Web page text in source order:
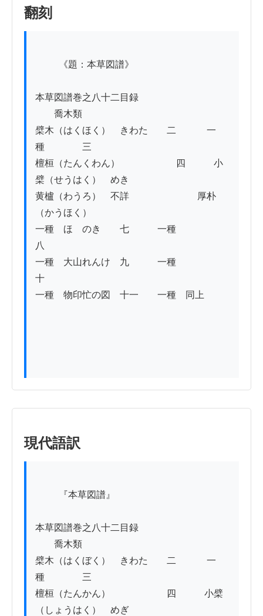
翻刻
本草図譜巻之八十二目録
喬木類
檗木（はくほく）　きわた　　二　　　 一
種　　　　三
檀桓（たんくわん）　　　　　　四　　　小
檗（せうはく）　めき
黄櫨（わうろ）　不詳　　　　　　　 厚朴
（かうほく）
一種　ほゝのき　　七　　　一種
八
一種　大山れんけ　九　　　一種
十
一種　物印忙の図　十一　　一種　同上
現代語訳
本草図譜巻之八十二目録
喬木類
檗木（はくぼく）　きわた　　二　　　 一
種　　　　三
檀桓（たんかん）　　　　　　四　　　小檗
（しょうはく）　めぎ